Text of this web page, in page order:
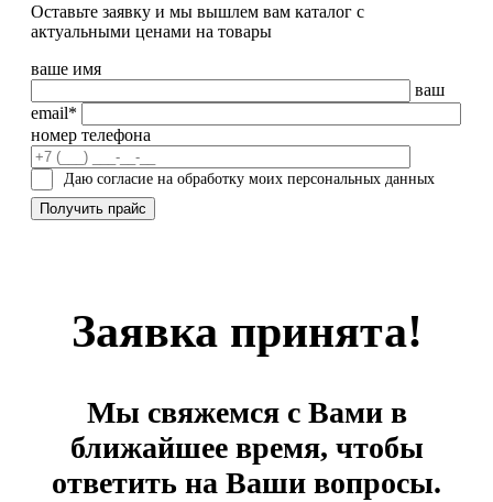
Оставьте заявку и мы вышлем вам каталог с
актуальными ценами на товары
ваше имя
ваш
email*
номер телефона
Даю согласие на обработку моих персональных данных
Заявка принята!
Мы свяжемся с Вами в
ближайшее время, чтобы
ответить на Ваши вопросы.